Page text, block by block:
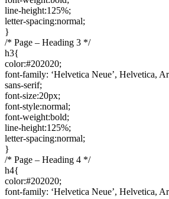
line-height:125%;
letter-spacing:normal;
}
/* Page – Heading 3 */
h3{
color:#202020;
font-family: ‘Helvetica Neue’, Helvetica,
sans-serif;
font-size:20px;
font-style:normal;
font-weight:bold;
line-height:125%;
letter-spacing:normal;
}
/* Page – Heading 4 */
h4{
color:#202020;
font-family: ‘Helvetica Neue’, Helvetica,